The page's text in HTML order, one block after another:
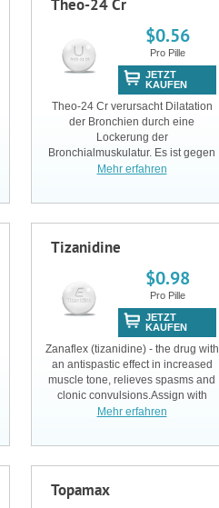
Theo-24 Cr
$0.56
Pro Pille
JETZT
KAUFEN
Theo-24 Cr verursacht Dilatation
der Bronchien durch eine
Lockerung der
Bronchialmuskulatur. Es ist gegen
chronisch-obstruktiven
Mehr erfahren
Tizanidine
$0.98
Pro Pille
JETZT
KAUFEN
Zanaflex (tizanidine) - the drug with
an antispastic effect in increased
muscle tone, relieves spasms and
clonic convulsions.Assign with
painful muscular spasms
Mehr erfahren
Topamax